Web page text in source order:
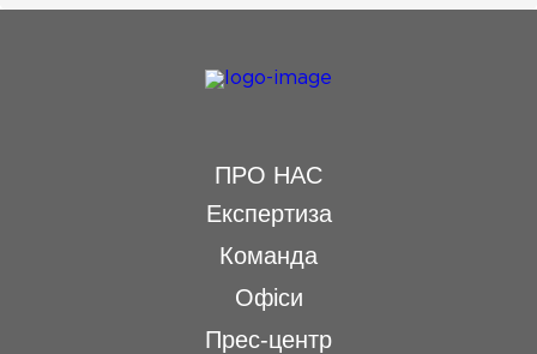
ПРО НАС
Експертиза
Команда
Офіси
Прес-центр